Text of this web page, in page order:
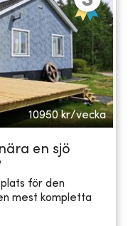
10950 kr/vecka
en sjö
för den
mest kompletta